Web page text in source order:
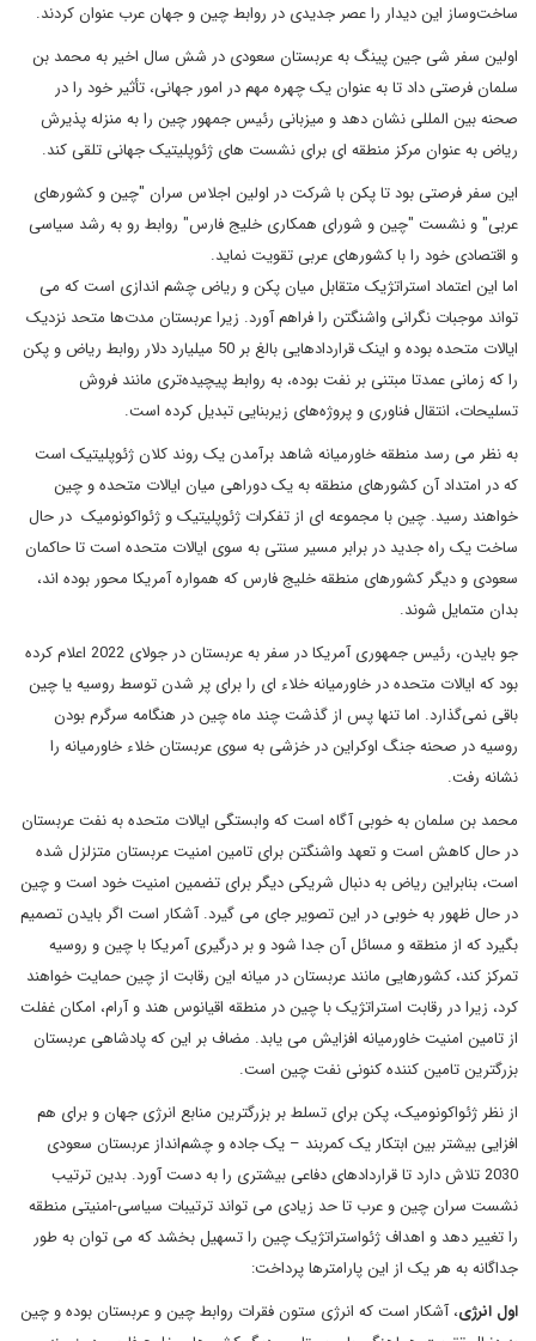
ساخت‌و‌ساز این دیدار را عصر جدیدی در روابط چین و جهان عرب عنوان کردند.
اولین سفر شی جین پینگ به عربستان سعودی در شش سال اخیر به محمد بن
سلمان فرصتی داد تا به عنوان یک چهره مهم در امور جهانی، تأثیر خود را در
صحنه بین المللی نشان دهد و میزبانی رئیس جمهور چین را به منزله پذیرش
ریاض به عنوان مرکز منطقه ای برای نشست های ژئوپلیتیک جهانی تلقی کند.
این سفر فرصتی بود تا پکن با شرکت در اولین اجلاس سران "چین و کشورهای
عربی" و نشست "چین و شورای همکاری خلیج فارس" روابط رو به رشد سیاسی
و اقتصادی خود را با کشورهای عربی تقویت نماید.
اما این اعتماد استراتژیک متقابل میان پکن و ریاض چشم اندازی است که می
تواند موجبات نگرانی واشنگتن را فراهم آورد. زیرا عربستان مدت‌ها متحد نزدیک
ایالات متحده بوده و اینک قراردادهایی بالغ بر 50 میلیارد دلار روابط ریاض و پکن
را که زمانی عمدتا مبتنی بر نفت بوده، به روابط پیچیده‌تری مانند فروش
تسلیحات، انتقال فناوری و پروژه‌های زیربنایی تبدیل کرده است.
به نظر می رسد منطقه خاورمیانه شاهد برآمدن‌ یک روند کلان ژئوپلیتیک است
که در امتداد آن کشورهای منطقه به یک دوراهی میان ایالات متحده و چین
خواهند رسید. چین با مجموعه ای از تفکرات ژئوپلیتیک و ژئواکونومیک در حال
ساخت یک راه جدید در برابر مسیر سنتی به سوی ایالات متحده است تا حاکمان
سعودی و دیگر کشورهای منطقه خلیج فارس که همواره آمریکا محور بوده اند،
بدان متمایل شوند.
جو بایدن، رئیس جمهوری آمریکا در سفر به عربستان در جولای 2022 اعلام کرده
بود که ایالات متحده در خاورمیانه خلاء ای را برای پر شدن توسط روسیه یا چین
باقی نمی‌گذارد. اما تنها پس از گذشت چند ماه چین در هنگامه سرگرم بودن
روسیه در صحنه جنگ اوکراین در خزشی به سوی عربستان خلاء خاورمیانه را
نشانه رفت.
محمد بن سلمان به خوبی آگاه است که وابستگی ایالات متحده به نفت عربستان
در حال کاهش است و تعهد واشنگتن برای تامین امنیت عربستان متزلزل شده
است، بنابراین ریاض به دنبال شریکی دیگر برای تضمین امنیت خود است و چین
در حال ظهور به خوبی در این تصویر جای می گیرد. آشکار است اگر بایدن تصمیم
بگیرد که از منطقه و مسائل آن جدا شود و بر درگیری آمریکا با چین و روسیه
تمرکز کند، کشورهایی مانند عربستان در میانه این رقابت از چین حمایت خواهند
کرد، زیرا در رقابت استراتژیک با چین در منطقه اقیانوس هند و آرام، امکان غفلت
از تامین امنیت خاورمیانه افزایش می یابد. مضاف بر این که پادشاهی عربستان
بزرگترین تامین کننده کنونی نفت چین است.
از نظر ژئواکونومیک، پکن برای تسلط بر بزرگترین منابع انرژی جهان و برای هم
افزایی بیشتر بین ابتکار یک کمربند – یک جاده و چشم‌انداز عربستان سعودی
2030 تلاش دارد تا قراردادهای دفاعی بیشتری را به دست آورد. بدین ترتیب
نشست سران چین و عرب تا حد زیادی می تواند ترتیبات سیاسی-امنیتی منطقه
را تغییر دهد و اهداف ژئواستراتژیک چین را تسهیل بخشد که می توان به طور
جداگانه به هر یک از این پارامترها پرداخت:
اول انرژی، آشکار است که انرژی ستون فقرات روابط چین و عربستان بوده و چین